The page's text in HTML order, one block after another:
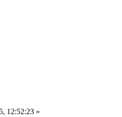
12:52:23 »